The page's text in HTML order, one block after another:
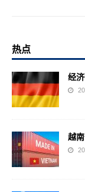
热点
经
越